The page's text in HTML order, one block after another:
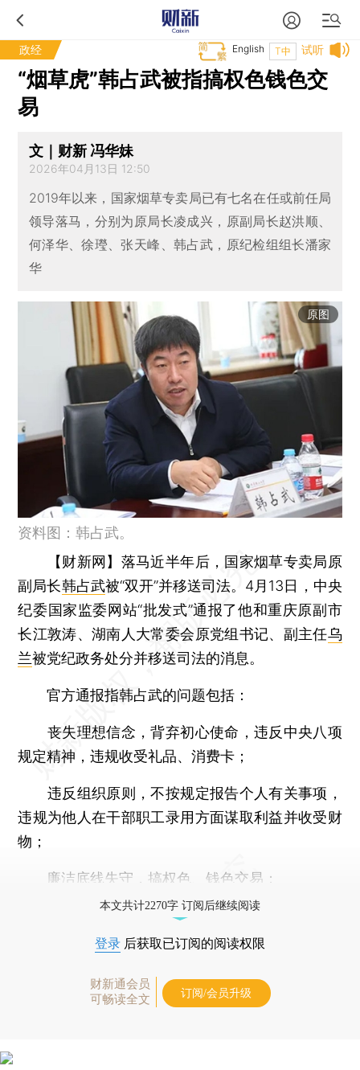
政经 试听
T中
English
“烟草虎”韩占武被指搞权色钱色交
易
文｜财新 冯华妹
2026年04月13日 12:50
2019年以来，国家烟草专卖局已有七名在任或前任局
领导落马，分别为原局长凌成兴，原副局长赵洪顺、
何泽华、徐㼆、张天峰、韩占武，原纪检组组长潘家
华
原图
资料图：韩占武。
【财新网】 落马近半年后，国家烟草专卖局原
副局长韩占武被“双开”并移送司法。4月13日，中央
纪委国家监委网站“批发式”通报了他和重庆原副市
长江敦涛、湖南人大常委会原党组书记、副主任乌
兰被党纪政务处分并移送司法的消息。
官方通报指韩占武的问题包括：
丧失理想信念，背弃初心使命，违反中央八项
规定精神，违规收受礼品、消费卡；
违反组织原则，不按规定报告个人有关事项，
违规为他人在干部职工录用方面谋取利益并收受财
物；
廉洁底线失守，搞权色、钱色交易；
本文共计2270字 订阅后继续阅读
登录 后获取已订阅的阅读权限
财新通会员
可畅读全文
订阅/会员升级